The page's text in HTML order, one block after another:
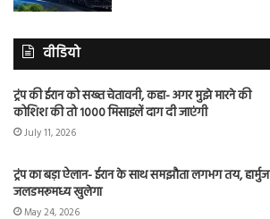
वीडियो
ट्रंप की ईरान को सख्त चेतावनी, कहा- अगर मुझे मारने की
कोशिश की तो 1000 मिसाइलें दाग दी जाएंगी
July 11, 2026
ट्रंप का बड़ा ऐलान- ईरान के साथ समझौता लगभग तय, हार्मुज
जलडमरूमध्य खुलेगा
May 24, 2026